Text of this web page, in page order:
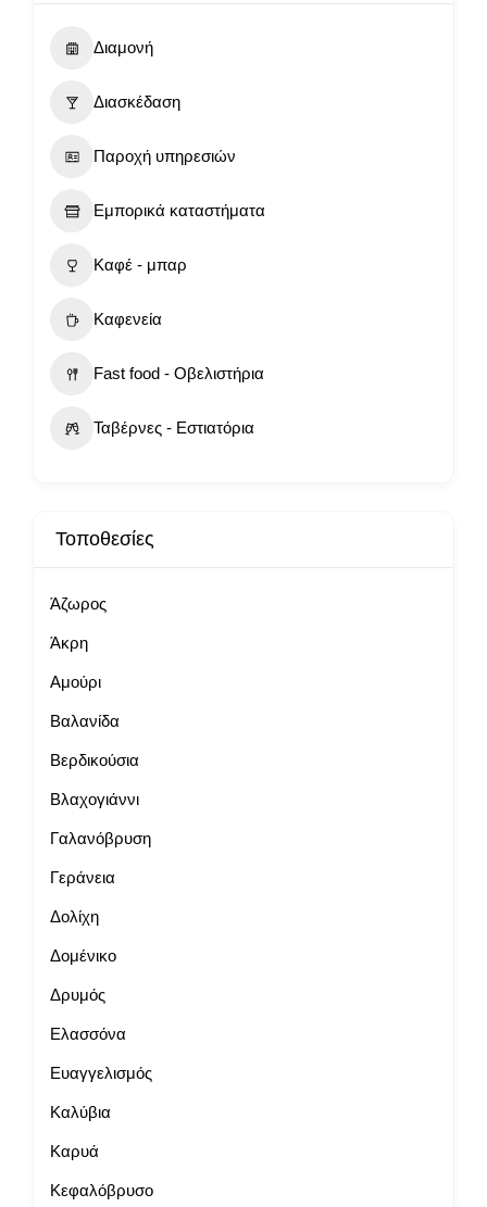
Διαμονή
Διασκέδαση
Παροχή υπηρεσιών
Εμπορικά καταστήματα
Καφέ - μπαρ
Καφενεία
Fast food - Οβελιστήρια
Ταβέρνες - Εστιατόρια
Τοποθεσίες
Άζωρος
Άκρη
Αμούρι
Βαλανίδα
Βερδικούσια
Βλαχογιάννι
Γαλανόβρυση
Γεράνεια
Δολίχη
Δομένικο
Δρυμός
Ελασσόνα
Ευαγγελισμός
Καλύβια
Καρυά
Κεφαλόβρυσο